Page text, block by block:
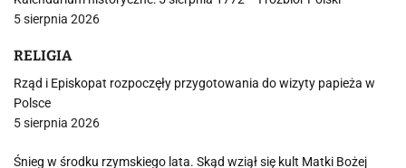
5 sierpnia 2026
RELIGIA
Rząd i Episkopat rozpoczęły przygotowania do wizyty papieża w
Polsce
5 sierpnia 2026
Śnieg w środku rzymskiego lata. Skąd wziął się kult Matki Bożej